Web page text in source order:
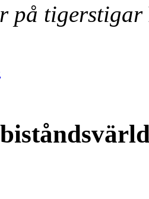
på tigerstigar